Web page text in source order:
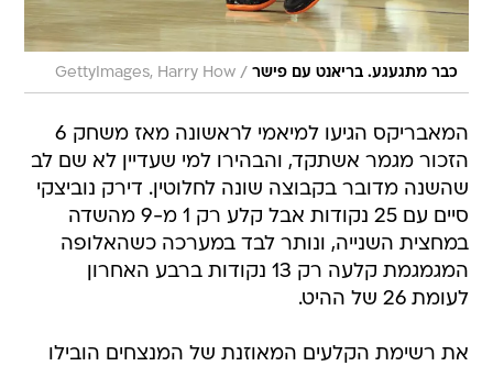
כבר מתגעגע. בריאנט עם פישר /
GettyImages, Harry How
המאבריקס הגיעו למיאמי לראשונה מאז משחק 6
הזכור מגמר אשתקד, והבהירו למי שעדיין לא שם לב
שהשנה מדובר בקבוצה שונה לחלוטין. דירק נוביצקי
סיים עם 25 נקודות אבל קלע רק 1 מ-9 מהשדה
במחצית השנייה, ונותר לבד במערכה כשהאלופה
המגמגמת קלעה רק 13 נקודות ברבע האחרון
לעומת 26 של ההיט.
את רשימת הקלעים המאוזנת של המנצחים הובילו